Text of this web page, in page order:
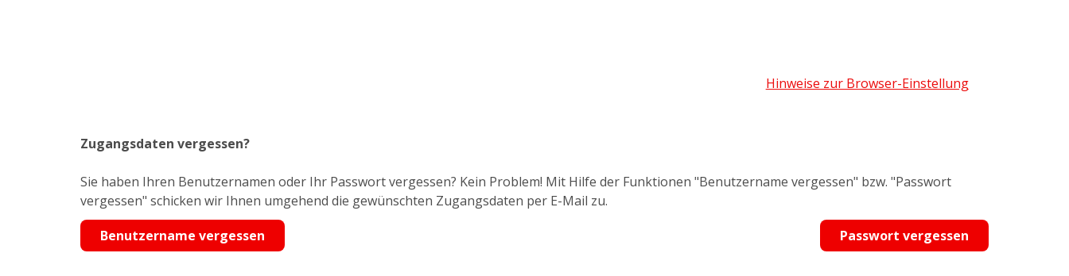
Hinweise zur Browser-Einstellung
Zugangsdaten vergessen?
Sie haben Ihren Benutzernamen oder Ihr Passwort vergessen? Kein Problem! Mit Hilfe der Funktionen "Benutzername vergessen" bzw. "Passwort
vergessen" schicken wir Ihnen umgehend die gewünschten Zugangsdaten per E-Mail zu.
Benutzername vergessen
Passwort vergessen